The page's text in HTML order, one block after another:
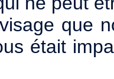
que
était